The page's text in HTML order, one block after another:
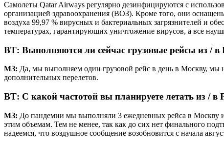
Самолеты Qatar Airways регулярно дезинфицируются с
организацией здравоохранения (ВОЗ). Кроме того, они
воздуха 99,97 % вирусных и бактериальных загрязнителей и
температурах, гарантирующих уничтожение вирусов, а все
ВТ: Выполняются ли сейчас грузовые рейсы из /
МЗ: Да, мы выполняем один грузовой рейс в день в Москву, мы
дополнительных перелетов.
ВТ: С какой частотой вы планируете летать из / в
МЗ: До пандемии мы выполняли 3 ежедневных рейса в Москву
этим объемам. Тем не менее, так как до сих нет финального
надеемся, что воздушное сообщение возобновится с начала